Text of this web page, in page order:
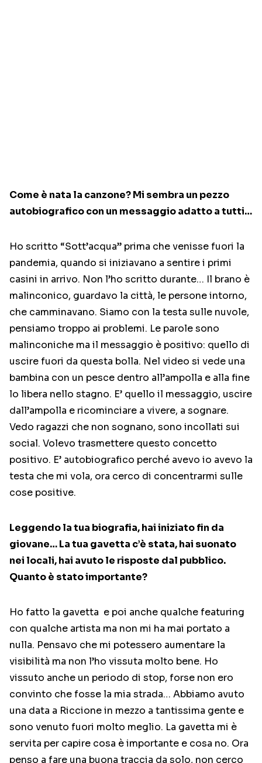
Come è nata la canzone? Mi sembra un pezzo
autobiografico con un messaggio adatto a tutti…
Ho scritto “Sott’acqua” prima che venisse fuori la
pandemia, quando si iniziavano a sentire i primi
casini in arrivo. Non l’ho scritto durante… Il brano è
malinconico, guardavo la città, le persone intorno,
che camminavano. Siamo con la testa sulle nuvole,
pensiamo troppo ai problemi. Le parole sono
malinconiche ma il messaggio è positivo: quello di
uscire fuori da questa bolla. Nel video si vede una
bambina con un pesce dentro all’ampolla e alla fine
lo libera nello stagno. E’ quello il messaggio, uscire
dall’ampolla e ricominciare a vivere, a sognare.
Vedo ragazzi che non sognano, sono incollati sui
social. Volevo trasmettere questo concetto
positivo. E’ autobiografico perché avevo io avevo la
testa che mi vola, ora cerco di concentrarmi sulle
cose positive.
Leggendo la tua biografia, hai iniziato fin da
giovane… La tua gavetta c’è stata, hai suonato
nei locali, hai avuto le risposte dal pubblico.
Quanto è stato importante?
Ho fatto la gavetta e poi anche qualche featuring
con qualche artista ma non mi ha mai portato a
nulla. Pensavo che mi potessero aumentare la
visibilità ma non l’ho vissuta molto bene. Ho
vissuto anche un periodo di stop, forse non ero
convinto che fosse la mia strada… Abbiamo avuto
una data a Riccione in mezzo a tantissima gente e
sono venuto fuori molto meglio. La gavetta mi è
servita per capire cosa è importante e cosa no. Ora
penso a fare una buona traccia da solo, non cerco